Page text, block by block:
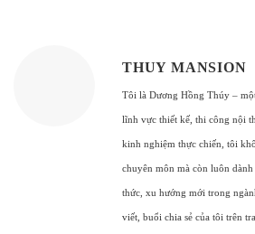
THUY MANSION
Tôi là Dương Hồng Thúy –
lĩnh vực thiết kế, thi công nội
kinh nghiệm thực chiến, tôi
chuyên môn mà còn luôn
thức, xu hướng mới trong
viết, buổi chia sẻ của tôi trên